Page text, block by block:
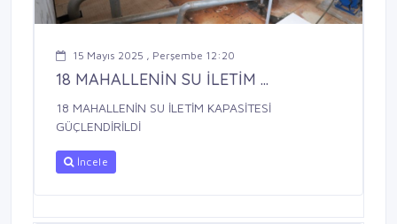
15 Mayıs 2025 , Perşembe 12:20
18 MAHALLENİN SU İLETİM ...
18 MAHALLENİN SU İLETİM KAPASİTESİ
GÜÇLENDİRİLDİ
İncele